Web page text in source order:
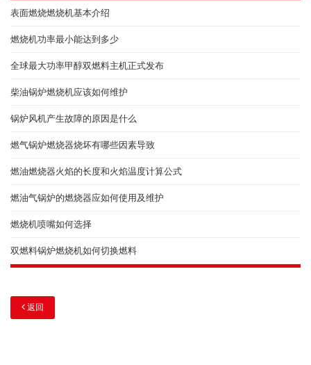
表面燃烧燃烧机基本介绍
燃烧机功率最小能达到多少
全球最大功率甲醇双燃料主机正式发布
柴油锅炉燃烧机应该如何维护
锅炉风机产生故障的原因是什么
燃气锅炉燃烧器烧坏有哪些因素导致
燃油燃烧器火焰的长度和火焰温度计算公式
燃油气锅炉的燃烧器应如何使用及维护
燃烧机喷嘴如何选择
双燃料锅炉燃烧机如何切换燃料
返回